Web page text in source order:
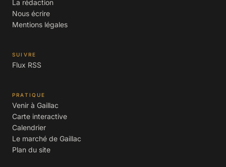
La rédaction
Nous écrire
Mentions légales
SUIVRE
Flux RSS
PRATIQUE
Venir à Gaillac
Carte interactive
Calendrier
Le marché de Gaillac
Plan du site